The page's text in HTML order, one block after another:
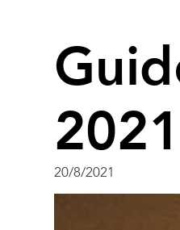
2021
20/8/2021